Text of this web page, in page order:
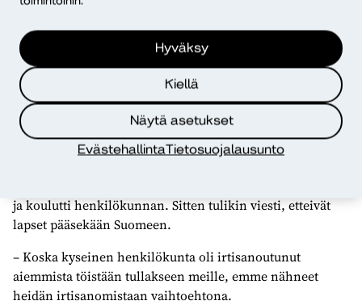
Hyväksy
Kiellä
Näytä asetukset
EvästehallintaTietosuojalausunto
Nykymaailmassa tulee eteen yllättäviä uusia tilanteita
yhdessä ja ketterästi.
– Tällaisessa innovoinnissa yhteiskunnallisilla yrityksillä
on oma paikkansa julkisen sektorin rinnalla, sillä
yritykset saattavat olla julkista nopeampi reagoimaan
nopeisiin muutostilanteisiin.
ja koulutti henkilökunnan. Sitten tulikin viesti, etteivät
lapset pääsekään Suomeen.
– Koska kyseinen henkilökunta oli irtisanoutunut
aiemmista töistään tullakseen meille, emme nähneet
heidän irtisanomistaan vaihtoehtona.